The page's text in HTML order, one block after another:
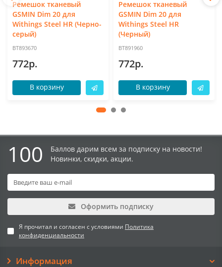
Ремешок тканевый
GSMIN Dim 20 для
Withings Steel HR (Черно-
серый)
BT893670
772р.
В корзину
Ремешок тканевый
GSMIN Dim 20 для
Withings Steel HR
(Черный)
BT891960
772р.
В корзину
100
Баллов дарим всем за подписку на новости!
Новинки, скидки, акции.
Оформить подписку
Я прочитал и согласен с условиями Политика
конфиденциальности
Информация